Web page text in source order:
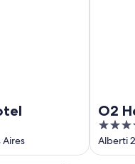
Aires
O2
4
out
of
Alberti